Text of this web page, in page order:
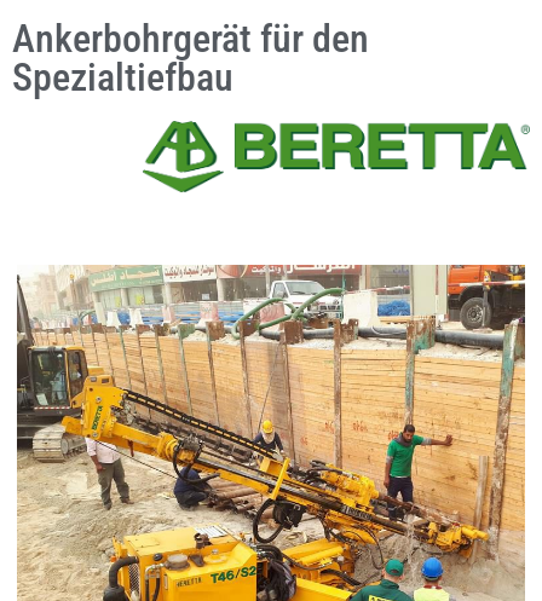
Ankerbohrgerät für den
Spezialtiefbau